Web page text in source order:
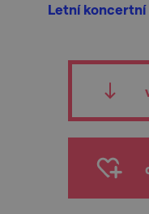
Letní koncertní